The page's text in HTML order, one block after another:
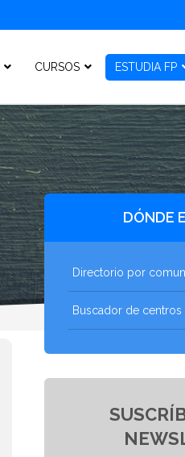
CURSOS ESTUDIA FP
DÓNDE
Directorio por
Buscador de centros